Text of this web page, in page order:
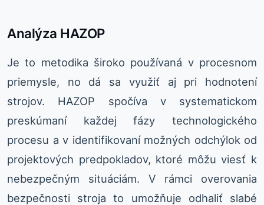
Analýza HAZOP
Je to metodika široko používaná v procesnom
priemysle, no dá sa využiť aj pri hodnotení
strojov. HAZOP spočíva v systematickom
preskúmaní každej fázy technologického
procesu a v identifikovaní možných odchýlok od
projektových predpokladov, ktoré môžu viesť k
nebezpečným situáciám. V rámci overovania
bezpečnosti stroja to umožňuje odhaliť slabé